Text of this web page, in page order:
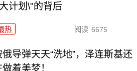
计划\"的背后
热 阅读 6675
俄导弹天天“洗地”，泽连斯基还
着美梦！